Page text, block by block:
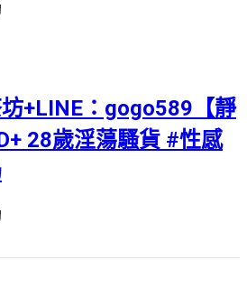
+LINE：gogo589【靜
28歲淫蕩騷貨 #性感